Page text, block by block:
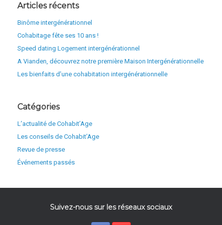
Articles récents
Binôme intergénérationnel
Cohabitage fête ses 10 ans !
Speed dating Logement intergénérationnel
A Vianden, découvrez notre première Maison Intergénérationnelle
Les bienfaits d’une cohabitation intergénérationnelle
Catégories
L’actualité de Cohabit’Age
Les conseils de Cohabit’Age
Revue de presse
Événements passés
Suivez-nous sur les réseaux sociaux